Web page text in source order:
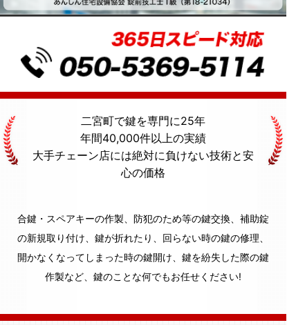
二宮町で鍵を専門に25年
年間40,000件以上の実績
大手チェーン店には絶対に負けない技術と安
心の価格
合鍵・スペアキーの作製、防犯のため等の鍵交換、補助錠
の新規取り付け、鍵が折れたり、回らない時の鍵の修理、
開かなくなってしまった時の鍵開け、鍵を紛失した際の鍵
作製など、鍵のことな何でもお任せください!